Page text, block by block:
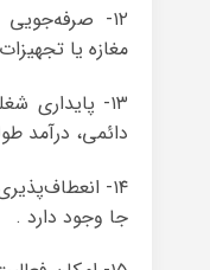
۱۲-
مغازه یا
۱۳- پایداری
دائمی، درآمد
۱۴-
جا وجود دارد .